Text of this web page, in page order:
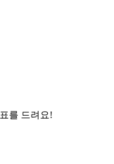
표를 드려요!